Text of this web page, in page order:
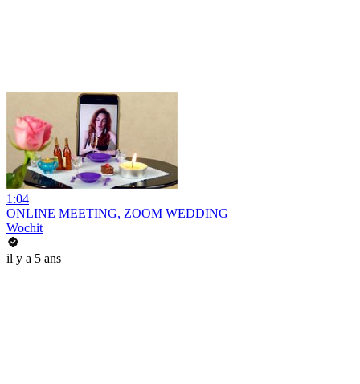
1:04
ONLINE MEETING, ZOOM WEDDING
Wochit
il y a 5 ans